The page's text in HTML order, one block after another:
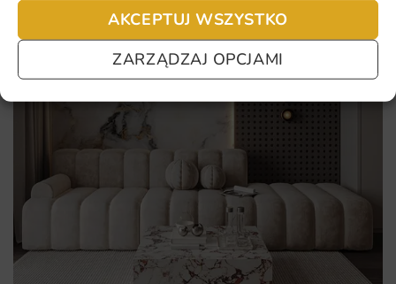
AKCEPTUJ WSZYSTKO
ZARZĄDZAJ OPCJAMI